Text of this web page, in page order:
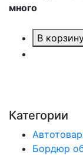
много
В
Категории
Бордюр